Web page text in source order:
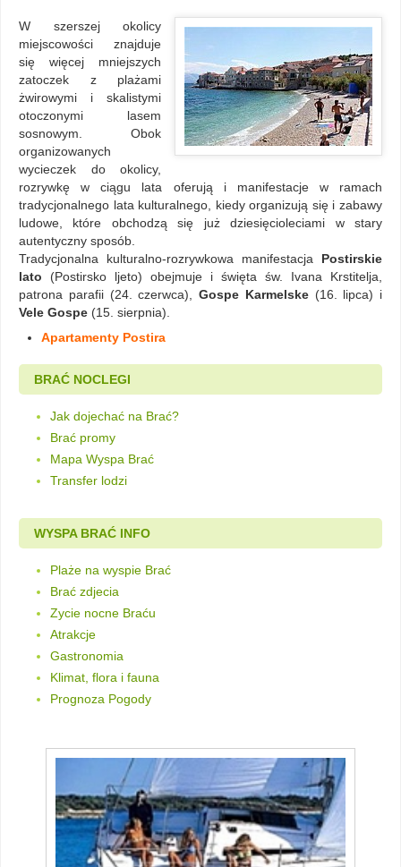
W szerszej okolicy
miejscowości znajduje
się więcej mniejszych
zatoczek z plażami
żwirowymi i skalistymi
otoczonymi lasem
sosnowym. Obok
organizowanych
wycieczek do okolicy,
rozrywkę w ciągu lata oferują i manifestacje w ramach
tradycjonalnego lata kulturalnego, kiedy organizują się i zabawy
ludowe, które obchodzą się już dziesięcioleciami w stary
autentyczny sposób.
Tradycjonalna kulturalno-rozrywkowa manifestacja Postirskie
lato (Postirsko ljeto) obejmuje i święta św. Ivana Krstitelja,
patrona parafii (24. czerwca), Gospe Karmelske(16. lipca) i
Vele Gospe (15. sierpnia).
Apartamenty Postira
BRAĆ NOCLEGI
Jak dojechać na Brać?
Brać promy
Mapa Wyspa Brać
Transfer lodzi
WYSPA BRAĆ INFO
Plaże na wyspie Brać
Brać zdjecia
Zycie nocne Braću
Atrakcje
Gastronomia
Klimat, flora i fauna
Prognoza Pogody